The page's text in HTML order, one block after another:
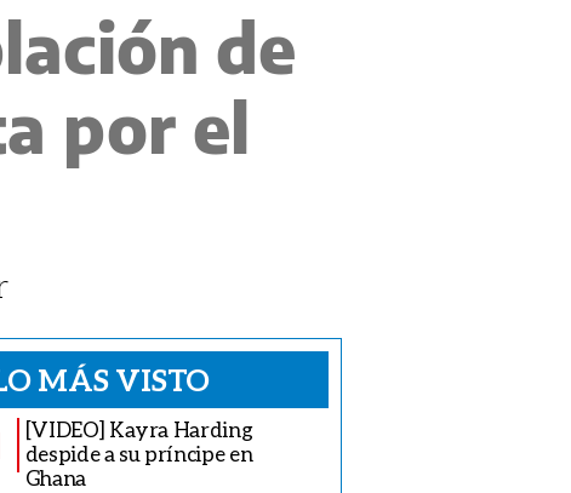
de
por el
MÁS VISTO
[VIDEO] Kayra Harding
despide a su príncipe en
Ghana